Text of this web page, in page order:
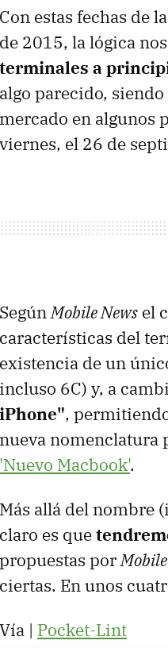
Con estas fechas de
de 2015, la lógica
terminales a
algo parecido, siendo
mercado en algunos
viernes, el 26 de
SegúnMobile News el
características del
existencia de un
incluso 6C) y, a
iPhone",
nueva nomenclatura
'Nuevo Macbook'.
Más allá del nombre
claro es que
propuestas por
ciertas. En unos
Vía | Pocket-Lint